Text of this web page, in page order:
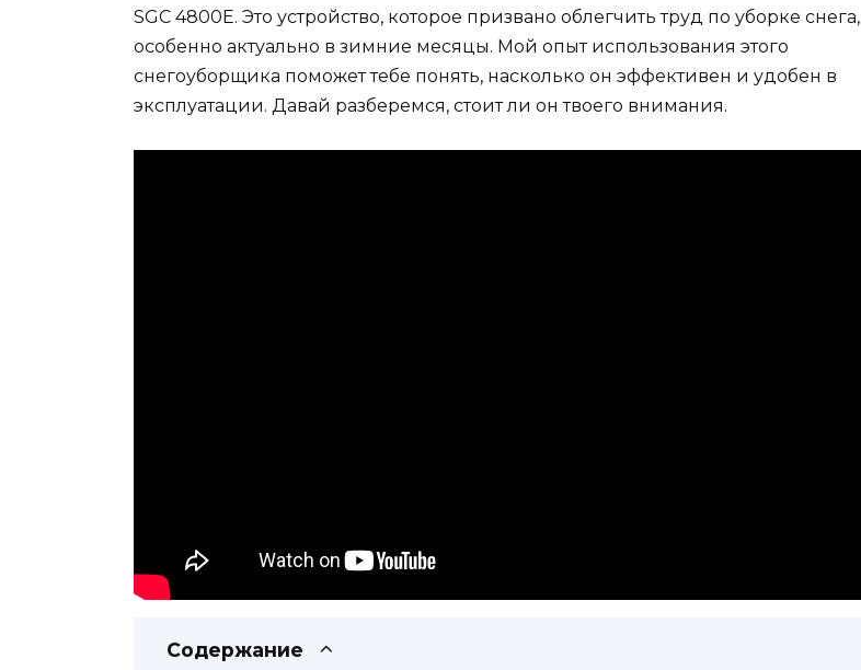
SGC 4800E. Это устройство, которое призвано облегчить труд по уборке снега,
особенно актуально в зимние месяцы. Мой опыт использования этого
снегоуборщика поможет тебе понять, насколько он эффективен и удобен в
эксплуатации. Давай разберемся, стоит ли он твоего внимания.
Содержание